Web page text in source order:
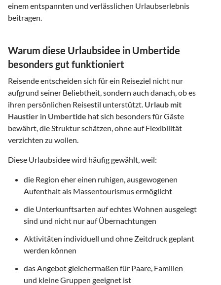
einem entspannten und verlässlichen Urlaubserlebnis
beitragen.
Warum diese Urlaubsidee in Umbertide
besonders gut funktioniert
Reisende entscheiden sich für ein Reiseziel nicht nur
aufgrund seiner Beliebtheit, sondern auch danach, ob es
ihren persönlichen Reisestil unterstützt. Urlaub mit
Haustier in Umbertide hat sich besonders für Gäste
bewährt, die Struktur schätzen, ohne auf Flexibilität
verzichten zu wollen.
Diese Urlaubsidee wird häufig gewählt, weil:
die Region eher einen ruhigen, ausgewogenen
Aufenthalt als Massentourismus ermöglicht
die Unterkunftsarten auf echtes Wohnen ausgelegt
sind und nicht nur auf Übernachtungen
Aktivitäten individuell und ohne Zeitdruck geplant
werden können
das Angebot gleichermaßen für Paare, Familien
und kleine Gruppen geeignet ist